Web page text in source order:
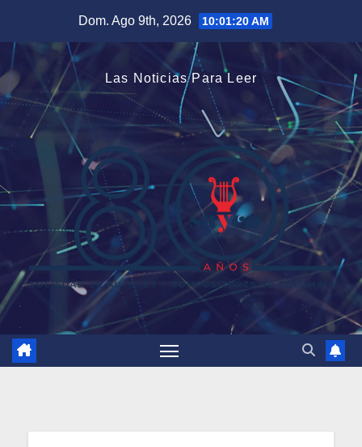
contenido
Dom. Ago 9th, 2026 10:01:21 AM
Las Noticias Para Leer